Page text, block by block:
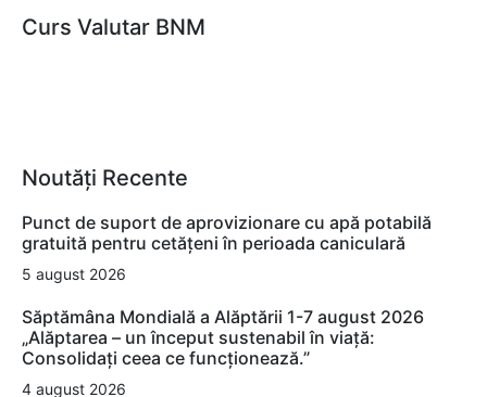
Curs Valutar BNM
Noutăți Recente
Punct de suport de aprovizionare cu apă potabilă
gratuită pentru cetățeni în perioada caniculară
5 august 2026
Săptămâna Mondială a Alăptării 1-7 august 2026
„Alăptarea – un început sustenabil în viață:
Consolidați ceea ce funcționează.”
4 august 2026